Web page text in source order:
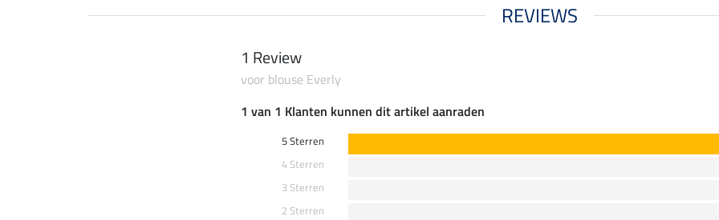
REVIEWS
1 Review
voor blouse Everly
1 van 1 Klanten kunnen dit artikel aanraden
5 Sterren
4 Sterren
3 Sterren
2 Sterren